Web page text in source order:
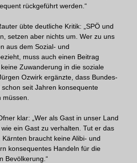
rückgeführt werden.“
übte deutliche Kritik: „SPÖ und
setzen aber nichts um. Wer zu uns
aus dem Sozial- und
muss auch einen Beitrag
Zuwanderung in die soziale
Ozwirk ergänzte, dass Bundes-
seit Jahren konsequente
klar: „Wer als Gast in unser Land
ein Gast zu verhalten. Tut er das
braucht keine Alibi- und
konsequentes Handeln für die
Bevölkerung.“